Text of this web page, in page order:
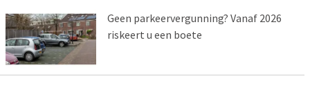
Geen parkeervergunning? Vanaf 2026
riskeert u een boete